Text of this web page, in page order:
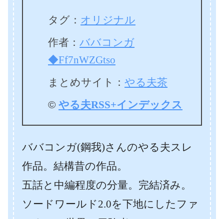
タグ： オリジナル
作者： ババコンガ
◆Ff7nWZGtso
まとめサイト： やる夫茶
© やる夫RSS+インデックス
ババコンガ(鋼我)さんのやる夫スレ
作品。結構昔の作品。
五話と中編程度の分量。完結済み。
ソードワールド2.0を下地にしたファ